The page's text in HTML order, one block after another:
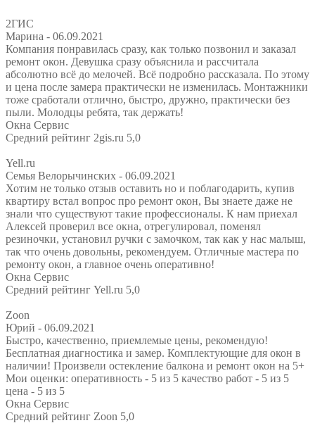
2ГИС
Марина - 06.09.2021
Компания понравилась сразу, как только позвонил и заказал
ремонт окон. Девушка сразу объяснила и рассчитала
абсолютно всё до мелочей. Всё подробно рассказала. По этому
и цена после замера практически не изменилась. Монтажники
тоже сработали отлично, быстро, дружно, практически без
пыли. Молодцы ребята, так держать!
Окна Сервис
Средний рейтинг 2gis.ru 5,0
Yell.ru
Семья Велорычинских - 06.09.2021
Хотим не только отзыв оставить но и поблагодарить, купив
квартиру встал вопрос про ремонт окон, Вы знаете даже не
знали что существуют такие профессионалы. К нам приехал
Алексей проверил все окна, отрегулировал, поменял
резиночки, установил ручки с замочком, так как у нас малыш,
так что очень довольны, рекомендуем. Отличные мастера по
ремонту окон, а главное очень оперативно!
Окна Сервис
Средний рейтинг Yell.ru 5,0
Zoon
Юрий - 06.09.2021
Быстро, качественно, приемлемые цены, рекомендую!
Бесплатная диагностика и замер. Комплектующие для окон в
наличии! Произвели остекление балкона и ремонт окон на 5+
Мои оценки: оперативность - 5 из 5 качество работ - 5 из 5
цена - 5 из 5
Окна Сервис
Средний рейтинг Zoon 5,0